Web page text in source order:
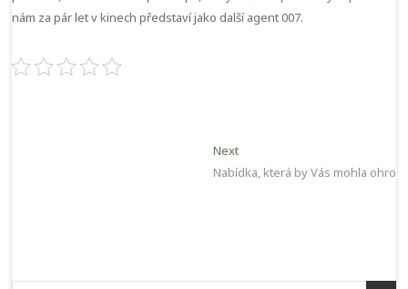
nám za pár let v kinech představí jako další agent 007.
NextNext
post:
Nabídka, která by Vás mohla